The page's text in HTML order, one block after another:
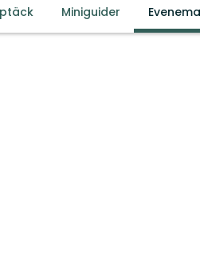
Miniguider